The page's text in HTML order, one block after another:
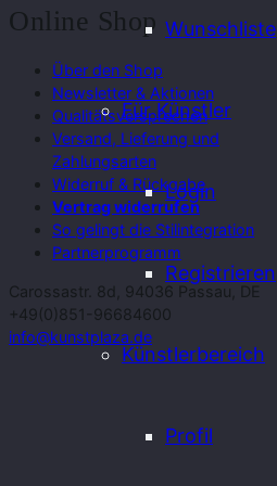
Wunschliste
Für Künstler
Login
Registrieren
Künstlerbereich
Profil
Online Shop
Über den Shop
Newsletter & Aktionen
Qualitätsversprechen
Versand, Lieferung und
Zahlungsarten
Widerruf & Rückgabe
Vertrag widerrufen
So gelingt die Stilintegration
Partnerprogramm
Carossastr. 8d, 94036 Passau, DE
+49(0)851-96684600
info@kunstplaza.de